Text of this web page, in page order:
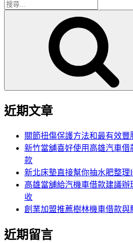
搜
近期文章
關節扭傷保護方法和最有效
新竹當舖喜好使用高雄汽車
款
新北床墊直接幫你抽水肥整理
高雄當舖給汽機車借款建議辦
收
創業加盟推薦樹林機車借款
近期留言